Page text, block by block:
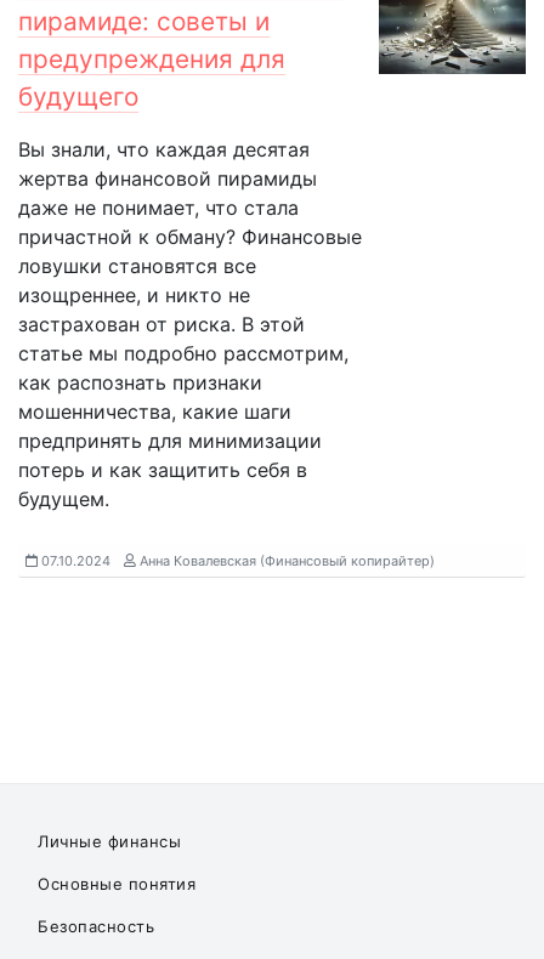
пирамиде: советы и
предупреждения для
будущего
Вы знали, что каждая десятая
жертва финансовой пирамиды
даже не понимает, что стала
причастной к обману? Финансовые
ловушки становятся все
изощреннее, и никто не
застрахован от риска. В этой
статье мы подробно рассмотрим,
как распознать признаки
мошенничества, какие шаги
предпринять для минимизации
потерь и как защитить себя в
будущем.
07.10.2024 Анна Ковалевская (Финансовый копирайтер)
Личные финансы
Основные понятия
Безопасность